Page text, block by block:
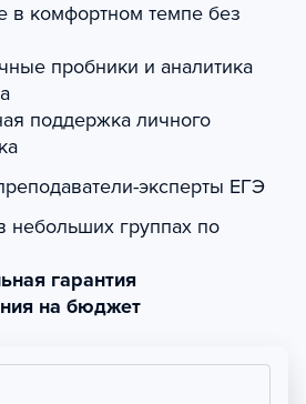
в комфортном темпе без
пробники и аналитика
поддержка личного
эксперты ЕГЭ
небольших группах по
гарантия
на бюджет